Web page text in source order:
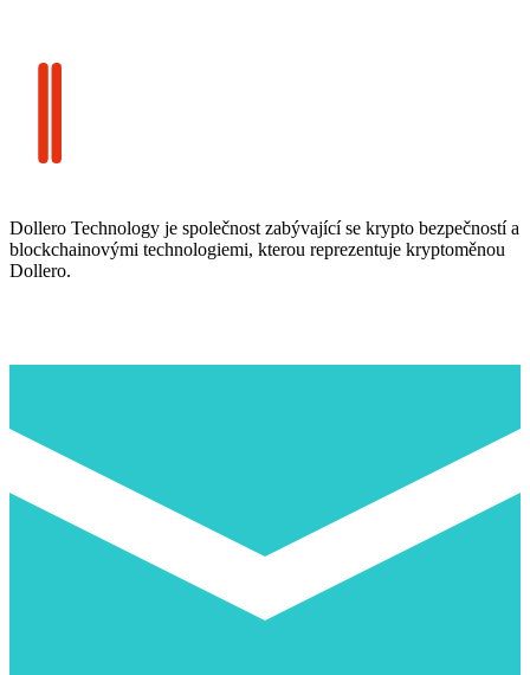
Dollero Technology je společnost zabývající se krypto bezpečností a
blockchainovými technologiemi, kterou reprezentuje kryptoměnou
Dollero.